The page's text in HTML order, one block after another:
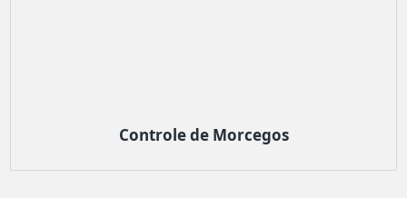
Controle de Morcegos